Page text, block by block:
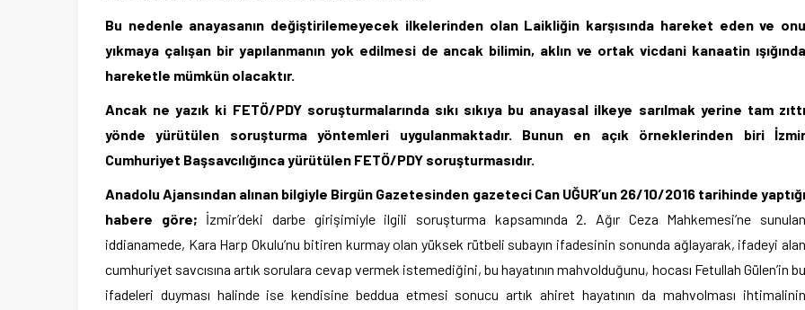
Bu nedenle anayasanın değiştirilemeyecek ilkelerinden olan Laikliğin karşısında hareket eden ve onu
yıkmaya çalışan bir yapılanmanın yok edilmesi de ancak bilimin, aklın ve ortak vicdani kanaatin ışığında
hareketle mümkün olacaktır.
Ancak ne yazık ki FETÖ/PDY soruşturmalarında sıkı sıkıya bu anayasal ilkeye sarılmak yerine tam zıttı
yönde yürütülen soruşturma yöntemleri uygulanmaktadır. Bunun en açık örneklerinden biri İzmir
Cumhuriyet Başsavcılığınca yürütülen FETÖ/PDY soruşturmasıdır.
Anadolu Ajansından alınan bilgiyle Birgün Gazetesinden gazeteci Can UĞUR’un 26/10/2016 tarihinde yaptığı
habere göre; İzmir’deki darbe girişimiyle ilgili soruşturma kapsamında 2. Ağır Ceza Mahkemesi’ne
iddianamede, Kara Harp Okulu’nu bitiren kurmay olan yüksek rütbeli subayın ifadesinin sonunda ağlayarak, ifadeyi alan
cumhuriyet savcısına artık sorulara cevap vermek istemediğini, bu hayatının mahvolduğunu, hocası Fetullah Gülen’in bu
ifadeleri duyması halinde ise kendisine beddua etmesi sonucu artık ahiret hayatının da mahvolması ihtimalinin